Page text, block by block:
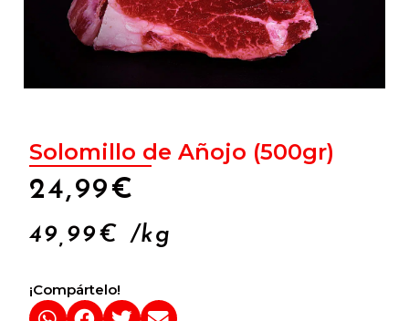
Solomillo de Añojo (500gr)
24,99€
49,99€ /kg
¡Compártelo!